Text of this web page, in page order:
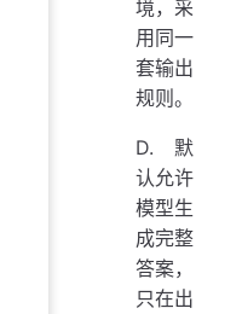
境，采
用同一
套输出
规则。
D. 默
认允许
模型生
成完整
答案，
只在出